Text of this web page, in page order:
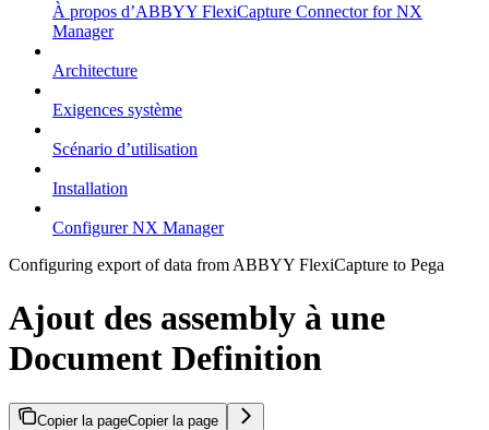
À propos d’ABBYY FlexiCapture Connector for NX
Manager
Architecture
Exigences système
Scénario d’utilisation
Installation
Configurer NX Manager
Configuring export of data from ABBYY FlexiCapture to Pega
Ajout des assembly à une
Document Definition
Copier la pageCopier la page